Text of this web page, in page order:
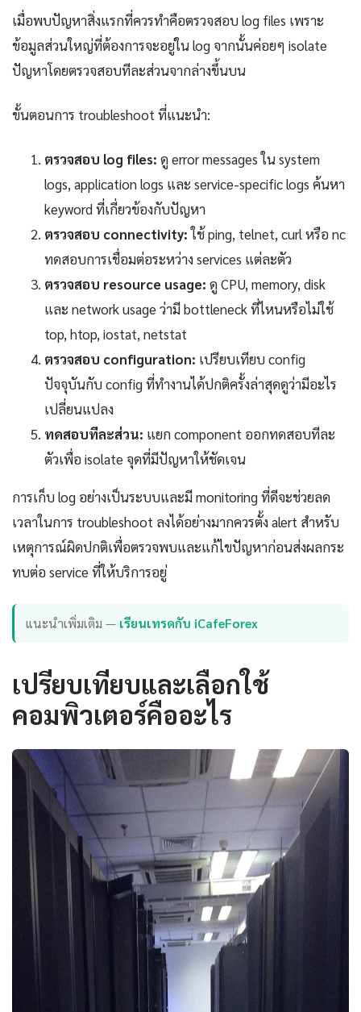
เมื่อพบปัญหาสิ่งแรกที่ควรทำคือตรวจสอบ log files เพราะ
ข้อมูลส่วนใหญ่ที่ต้องการจะอยู่ใน log จากนั้นค่อยๆ isolate
ปัญหาโดยตรวจสอบทีละส่วนจากล่างขึ้นบน
ขั้นตอนการ troubleshoot ที่แนะนำ:
ตรวจสอบ log files: ดู error messages ใน system
logs, application logs และ service-specific logs ค้นหา
keyword ที่เกี่ยวข้องกับปัญหา
ตรวจสอบ connectivity:ใช้ ping, telnet, curl หรือ nc
ทดสอบการเชื่อมต่อระหว่าง services แต่ละตัว
ตรวจสอบ resource usage: ดู CPU, memory, disk
และ network usage ว่ามี bottleneck ที่ไหนหรือไม่ใช้
top, htop, iostat, netstat
ตรวจสอบ configuration: เปรียบเทียบ config
ปัจจุบันกับ config ที่ทำงานได้ปกติครั้งล่าสุดดูว่ามีอะไร
เปลี่ยนแปลง
ทดสอบทีละส่วน: แยก component ออกทดสอบทีละ
ตัวเพื่อ isolate จุดที่มีปัญหาให้ชัดเจน
การเก็บ log อย่างเป็นระบบและมี monitoring ที่ดีจะช่วยลด
เวลาในการ troubleshoot ลงได้อย่างมากควรตั้ง alert สำหรับ
เหตุการณ์ผิดปกติเพื่อตรวจพบและแก้ไขปัญหาก่อนส่งผลกระ
ทบต่อ service ที่ให้บริการอยู่
แนะนำเพิ่มเติม — เรียนเทรดกับ iCafeForex
เปรียบเทียบและเลือกใช้
คอมพิวเตอร์คืออะไร